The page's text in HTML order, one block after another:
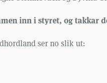
inn i styret, og takkar
ser no slik ut: